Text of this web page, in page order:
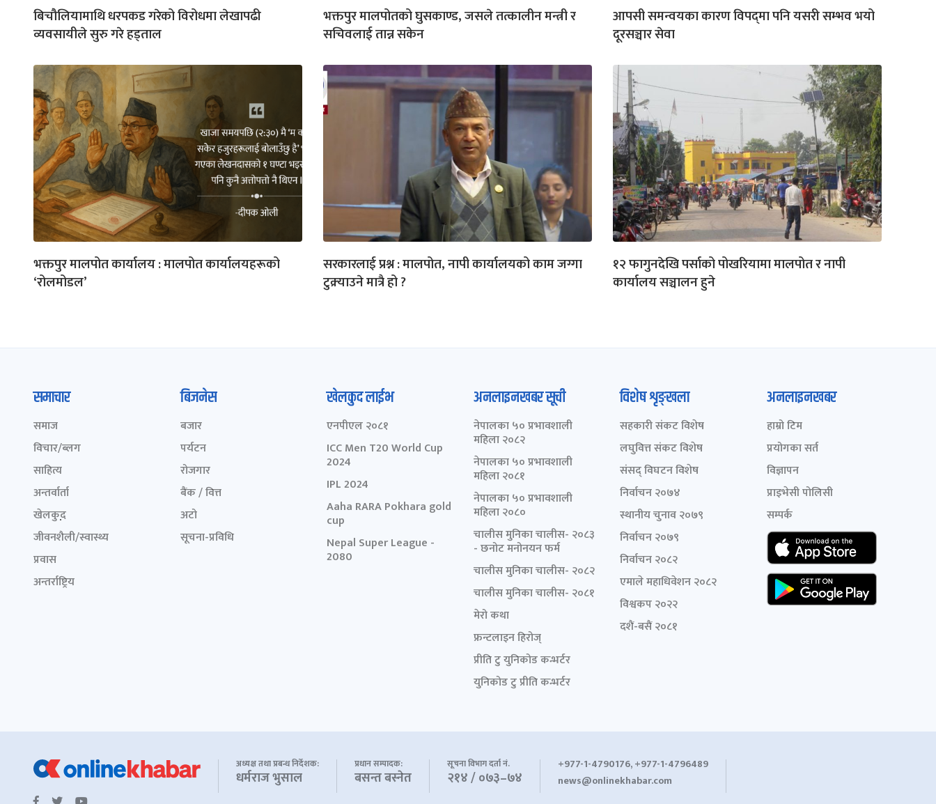
बिचौलियामाथि धरपकड गरेको विरोधमा लेखापढी
व्यवसायीले सुरु गरे हड्ताल
भक्तपुर मालपोतको घुसकाण्ड, जसले तत्कालीन मन्त्री र
सचिवलाई तान्न सकेन
आपसी समन्वयका कारण विपद्‌मा पनि यसरी सम्भव भयो
दूरसञ्चार सेवा
भक्तपुर मालपोत कार्यालय : मालपोत कार्यालयहरूको
‘रोलमोडल’
सरकारलाई प्रश्न : मालपोत, नापी कार्यालयको काम जग्गा
टुक्र्याउने मात्रै हो ?
१२ फागुनदेखि पर्साको पोखरियामा मालपोत र नापी
कार्यालय सञ्चालन हुने
समाचार
समाज
विचार/ब्लग
साहित्य
अन्तर्वार्ता
खेलकुद़़
जीवनशैली/स्वास्थ्य
प्रवास
अन्तर्राष्ट्रिय
बिजनेस
बजार
पर्यटन
रोजगार
बैंक / वित्त
अटो
सूचना-प्रविधि
खेलकुद लाईभ
एनपीएल २०८१
ICC Men T20 World Cup
2024
IPL 2024
Aaha RARA Pokhara gold
cup
Nepal Super League -
2080
अनलाइनखबर सूची
नेपालका ५० प्रभावशाली
महिला २०८२
नेपालका ५० प्रभावशाली
महिला २०८१
नेपालका ५० प्रभावशाली
महिला २०८०
चालीस मुनिका चालीस- २०८३
- छनोट मनोनयन फर्म
चालीस मुनिका चालीस- २०८२
चालीस मुनिका चालीस- २०८१
मेरो कथा
फ्रन्टलाइन हिरोज्
प्रीति टु युनिकोड कन्भर्टर
युनिकोड टु प्रीति कन्भर्टर
विशेष शृङ्खला
सहकारी संकट विशेष
लघुवित्त संकट विशेष
संसद् विघटन विशेष
निर्वाचन २०७४
स्थानीय चुनाव २०७९
निर्वाचन २०७९
निर्वाचन २०८२
एमाले महाधिवेशन २०८२
विश्वकप २०२२
दशैं-बसैं २०८१
अनलाइनखबर
हाम्रो टिम
प्रयोगका सर्त
विज्ञापन
प्राइभेसी पोलिसी
सम्पर्क
अध्यक्ष तथा प्रबन्ध निर्देशक:
धर्मराज भुसाल
प्रधान सम्पादक:
बसन्त बस्नेत
सूचना विभाग दर्ता नं.
२१४ / ०७३–७४
+977-1-4790176, +977-1-4796489
news@onlinekhabar.com